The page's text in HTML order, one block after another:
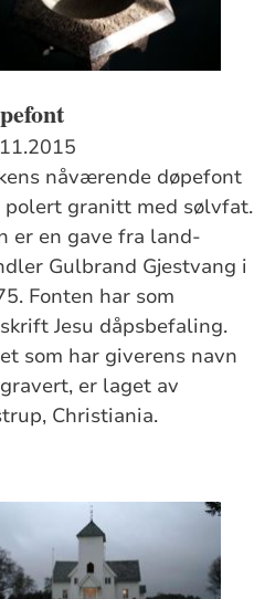
nåværende døpefont
polert granitt med sølvfat.
er en gave fra land­
Gulbrand Gjestvang i
Fonten har som
Jesu dåps­befaling.
som har giverens navn
er laget av
Chri­stiania.